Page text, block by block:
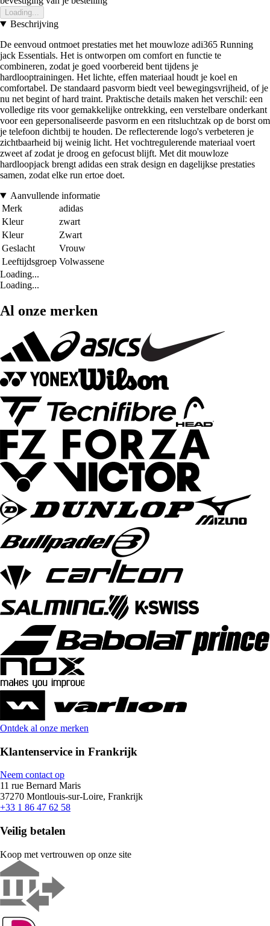
Loading...
Beschrijving
De eenvoud ontmoet prestaties met het mouwloze adi365 Running
jack Essentials. Het is ontworpen om comfort en functie te
combineren, zodat je goed voorbereid bent tijdens je
hardlooptrainingen. Het lichte, effen materiaal houdt je koel en
comfortabel. De standaard pasvorm biedt veel bewegingsvrijheid, of je
nu net begint of hard traint. Praktische details maken het verschil: een
volledige rits voor gemakkelijke ontrekking, een verstelbare onderkant
voor een gepersonaliseerde pasvorm en een ritsluchtzak op de borst om
je telefoon dichtbij te houden. De reflecterende logo's verbeteren je
zichtbaarheid bij weinig licht. Het vochtregulerende materiaal voert
zweet af zodat je droog en gefocust blijft. Met dit mouwloze
hardloopjack brengt adidas een strak design en dagelijkse prestaties
samen, zodat elke run ertoe doet.
Aanvullende informatie
Merk
adidas
Kleur
zwart
Kleur
Zwart
Geslacht
Vrouw
Leeftijdsgroep Volwassene
Loading...
Loading...
Al onze merken
Ontdek al onze merken
Klantenservice in Frankrijk
Neem contact op
11 rue Bernard Maris
37270 Montlouis-sur-Loire, Frankrijk
+33 1 86 47 62 58
Veilig betalen
Koop met vertrouwen op onze site